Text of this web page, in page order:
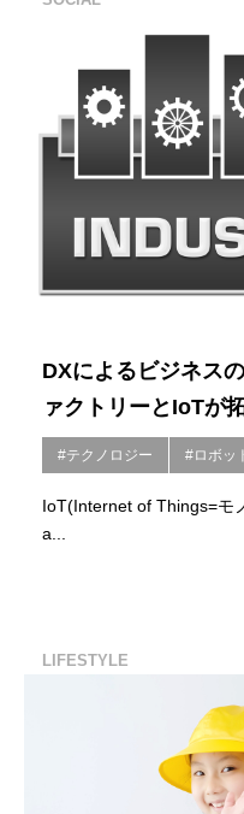
DXによるビジネス
ァクトリーとIoTが
#テクノロジー #ロボッ
IoT(Internet of Things=モ
a...
LIFESTYLE